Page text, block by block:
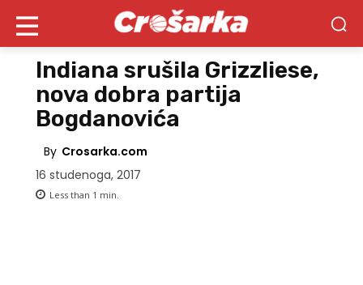
Indiana srušila Grizzliese,
nova dobra partija
Bogdanovića
By Crosarka.com
16 studenoga, 2017
Less than 1 min.